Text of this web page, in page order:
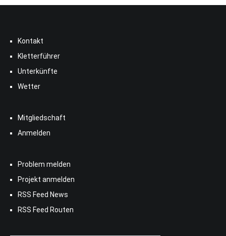
Kontakt
Kletterführer
Unterkünfte
Wetter
Mitgliedschaft
Anmelden
Problem melden
Projekt anmelden
RSS Feed News
RSS Feed Routen